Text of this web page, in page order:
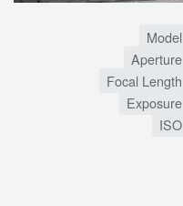
Model
Aperture
Focal Length
Exposure
ISO